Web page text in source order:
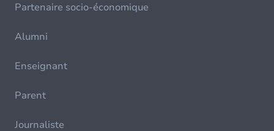
Partenaire socio-économique
Alumni
Enseignant
Parent
Journaliste